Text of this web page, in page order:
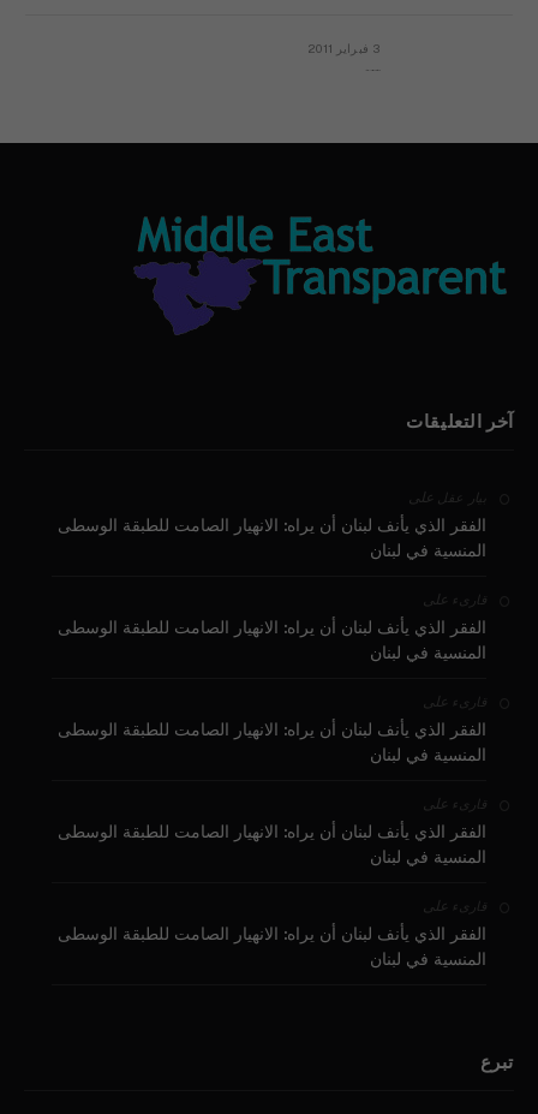
3 فبراير 2011
آخر التعليقات
بيار عقل على
الفقر الذي يأنف لبنان أن يراه: الانهيار الصامت للطبقة الوسطى
المنسية في لبنان
قارىء على
الفقر الذي يأنف لبنان أن يراه: الانهيار الصامت للطبقة الوسطى
المنسية في لبنان
قارىء على
الفقر الذي يأنف لبنان أن يراه: الانهيار الصامت للطبقة الوسطى
المنسية في لبنان
قارىء على
الفقر الذي يأنف لبنان أن يراه: الانهيار الصامت للطبقة الوسطى
المنسية في لبنان
قارىء على
الفقر الذي يأنف لبنان أن يراه: الانهيار الصامت للطبقة الوسطى
المنسية في لبنان
تبرع